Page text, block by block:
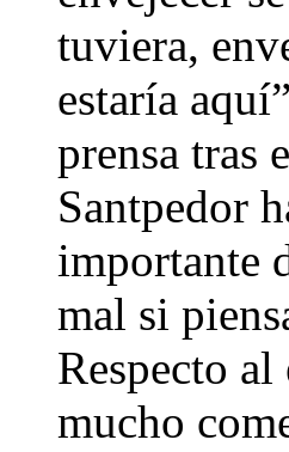
tuviera,
estaría
prensa tras
Santpedor
importante
mal si
Respecto
mucho